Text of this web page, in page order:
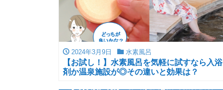
2024年3月9日 水素風呂
【お試し！】水素風呂を気軽に試すなら入浴
剤か温泉施設が◎その違いと効果は？